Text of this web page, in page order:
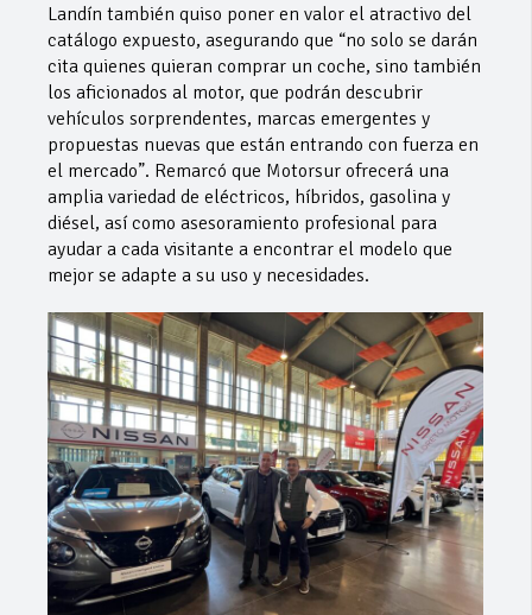
Landín también quiso poner en valor el atractivo del
catálogo expuesto, asegurando que “no solo se darán
cita quienes quieran comprar un coche, sino también
los aficionados al motor, que podrán descubrir
vehículos sorprendentes, marcas emergentes y
propuestas nuevas que están entrando con fuerza en
el mercado”. Remarcó que Motorsur ofrecerá una
amplia variedad de eléctricos, híbridos, gasolina y
diésel, así como asesoramiento profesional para
ayudar a cada visitante a encontrar el modelo que
mejor se adapte a su uso y necesidades.